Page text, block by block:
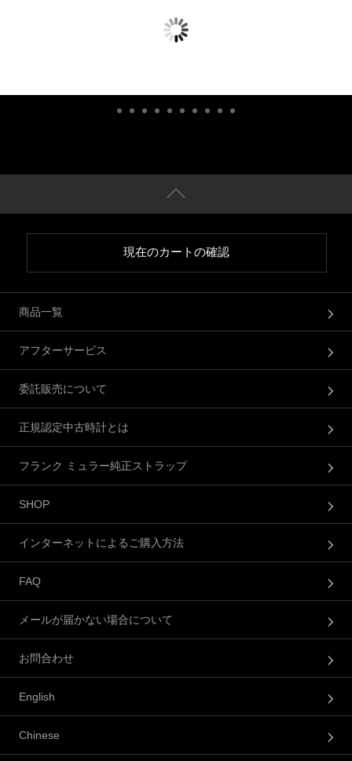
現在のカートの確認
商品一覧
アフターサービス
委託販売について
正規認定中古時計とは
フランク ミュラー純正ストラップ
SHOP
インターネットによるご購入方法
FAQ
メールが届かない場合について
お問合わせ
English
Chinese